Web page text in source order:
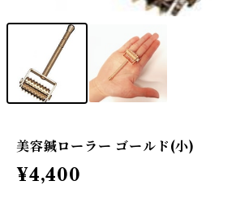
美容鍼ローラー ゴールド(小)
¥4,400